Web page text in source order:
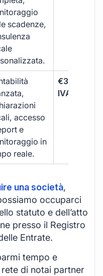
scadenze,
accesso
e
in
reale.
€333 +
IVA/
una società,
occuparci
statuto e dell’atto
presso il Registro
Entrate.
tempo e
di notai partner